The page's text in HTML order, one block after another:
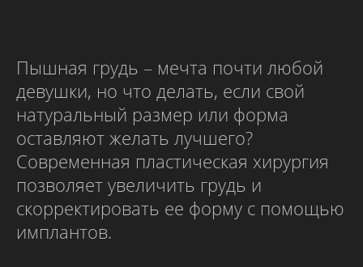
Пышная грудь – мечта почти любой
девушки, но что делать, если свой
натуральный размер или форма
оставляют желать лучшего?
Современная пластическая хирургия
позволяет увеличить грудь и
скорректировать ее форму с помощью
имплантов.